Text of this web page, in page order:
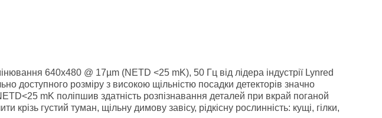
640x480 @ 17µm (NETD <25 mK), 50 Гц від лідера індустрії Lynred
доступного розміру з високою щільністю посадки детекторів значно
mK поліпшив здатність розпізнавання деталей при вкрай поганой
густий туман, щільну димову завісу, рідкісну рослинність: кущі, гілки,